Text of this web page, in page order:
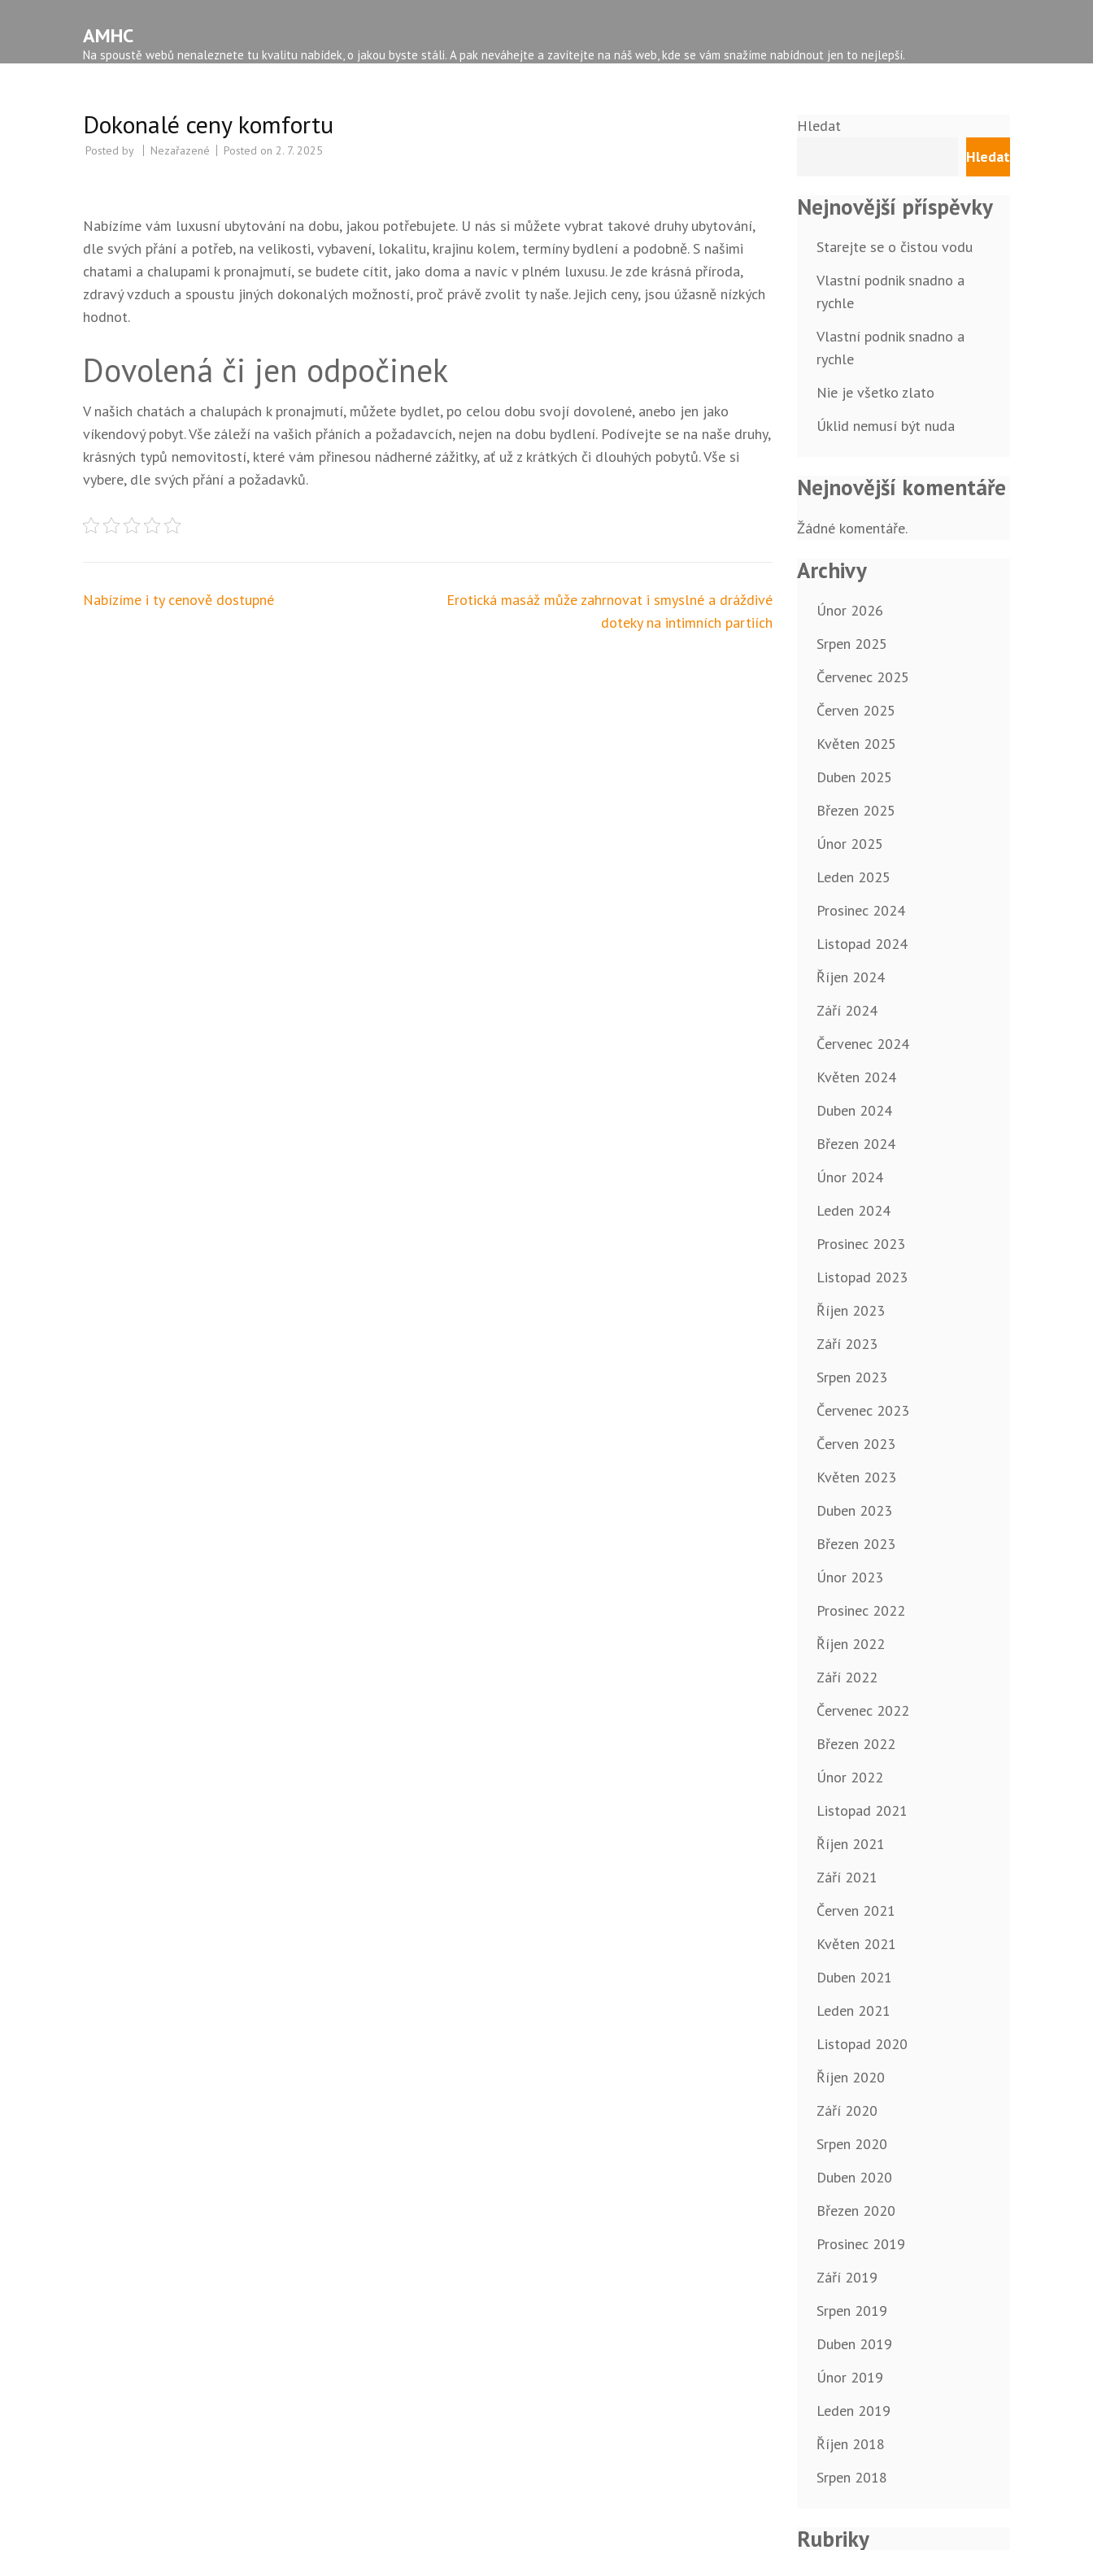
AMHC
Na spoustě webů nenaleznete tu kvalitu nabídek, o jakou byste stáli. A pak neváhejte a zavítejte na náš web, kde se vám snažíme nabídnout jen to nejlepší.
Dokonalé ceny komfortu
Posted by Nezařazené Posted on 2. 7. 2025
Nabízíme vám luxusní ubytování na dobu, jakou potřebujete. U nás si můžete vybrat takové druhy ubytování,
dle svých přání a potřeb, na velikosti, vybavení, lokalitu, krajinu kolem, termíny bydlení a podobně. S našimi
chatami a chalupami k pronajmutí, se budete cítit, jako doma a navíc v plném luxusu. Je zde krásná příroda,
zdravý vzduch a spoustu jiných dokonalých možností, proč právě zvolit ty naše. Jejich ceny, jsou úžasně nízkých
hodnot.
Dovolená či jen odpočinek
V našich chatách a chalupách k pronajmutí, můžete bydlet, po celou dobu svojí dovolené, anebo jen jako
víkendový pobyt. Vše záleží na vašich přáních a požadavcích, nejen na dobu bydlení. Podívejte se na naše druhy,
krásných typů nemovitostí, které vám přinesou nádherné zážitky, ať už z krátkých či dlouhých pobytů. Vše si
vybere, dle svých přání a požadavků.
Navigace
Nabízíme i ty cenově dostupné
Erotická masáž může zahrnovat i smyslné a dráždivé
doteky na intimních partiích
Hledat
Hledat
Nejnovější příspěvky
Starejte se o čistou vodu
Vlastní podnik snadno a
rychle
Vlastní podnik snadno a
rychle
Nie je všetko zlato
Úklid nemusí být nuda
Nejnovější komentáře
Žádné komentáře.
Archivy
Únor 2026
Srpen 2025
Červenec 2025
Červen 2025
Květen 2025
Duben 2025
Březen 2025
Únor 2025
Leden 2025
Prosinec 2024
Listopad 2024
Říjen 2024
Září 2024
Červenec 2024
Květen 2024
Duben 2024
Březen 2024
Únor 2024
Leden 2024
Prosinec 2023
Listopad 2023
Říjen 2023
Září 2023
Srpen 2023
Červenec 2023
Červen 2023
Květen 2023
Duben 2023
Březen 2023
Únor 2023
Prosinec 2022
Říjen 2022
Září 2022
Červenec 2022
Březen 2022
Únor 2022
Listopad 2021
Říjen 2021
Září 2021
Červen 2021
Květen 2021
Duben 2021
Leden 2021
Listopad 2020
Říjen 2020
Září 2020
Srpen 2020
Duben 2020
Březen 2020
Prosinec 2019
Září 2019
Srpen 2019
Duben 2019
Únor 2019
Leden 2019
Říjen 2018
Srpen 2018
Rubriky